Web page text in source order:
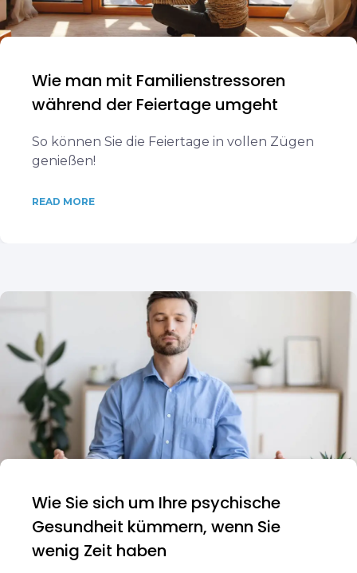
Wie man mit Familienstressoren
während der Feiertage umgeht
So können Sie die Feiertage in vollen Zügen
genießen!
READ MORE
Wie Sie sich um Ihre psychische
Gesundheit kümmern, wenn Sie
wenig Zeit haben